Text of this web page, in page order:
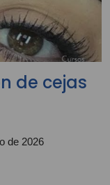
de cejas
de 2026